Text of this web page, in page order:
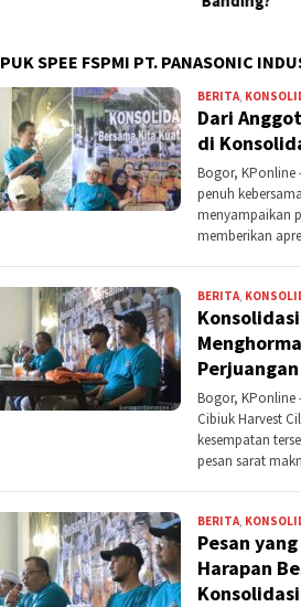
PUK SPEE FSPMI PT. PANASONIC
BERITA,
Dari
di
Bogor, KPonline
penuh
menyampaikan
memberikan
BERITA,
Perjuangan
Bogor, KPonline
Cibiuk Harvest
kesempatan
pesan sarat
BERITA,
Pesan
Harapan